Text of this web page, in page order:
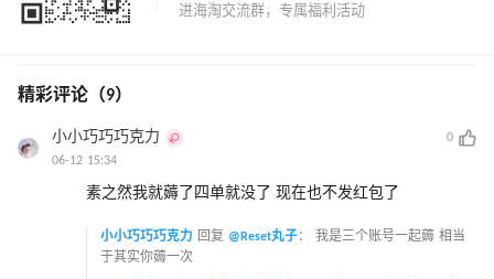
精彩评论（9）
小小巧巧巧克力
0
06-12 15:34
素之然我就薅了四单就没了 现在也不发红包了
小小巧巧巧克力 回复 @Reset丸子： 我是三个账号一起薅 相当
于其实你薅一次